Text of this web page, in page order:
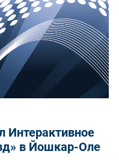
Интерактивное
в Йошкар-Оле